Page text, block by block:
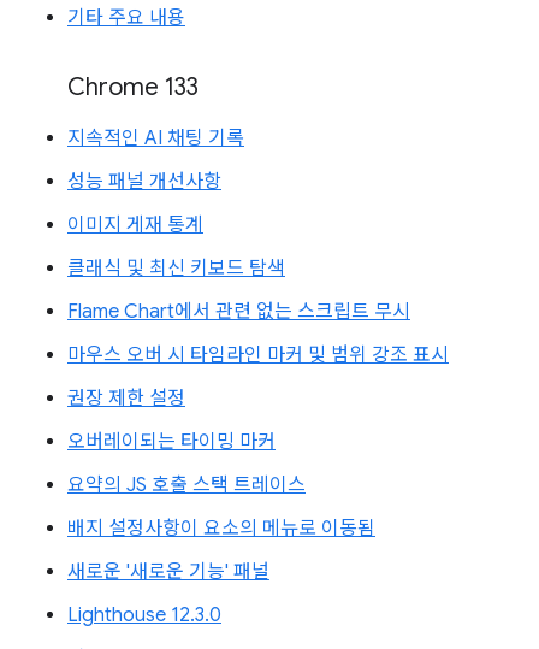
기타 주요 내용
Chrome 133
지속적인 AI 채팅 기록
성능 패널 개선사항
이미지 게재 통계
클래식 및 최신 키보드 탐색
Flame Chart에서 관련 없는 스크립트 무시
마우스 오버 시 타임라인 마커 및 범위 강조 표시
권장 제한 설정
오버레이되는 타이밍 마커
요약의 JS 호출 스택 트레이스
배지 설정사항이 요소의 메뉴로 이동됨
새로운 '새로운 기능' 패널
Lighthouse 12.3.0